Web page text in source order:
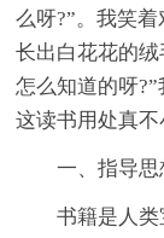
么呀?”。我笑
长出白花花的
怎么知道的呀
这读书用处真不
一、指导思
书籍是人类